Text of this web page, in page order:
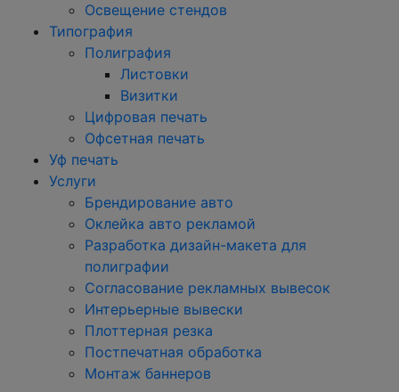
Освещение стендов
Типография
Полиграфия
Листовки
Визитки
Цифровая печать
Офсетная печать
Уф печать
Услуги
Брендирование авто
Оклейка авто рекламой
Разработка дизайн-макета для
полиграфии
Согласование рекламных вывесок
Интерьерные вывески
Плоттерная резка
Постпечатная обработка
Монтаж баннеров